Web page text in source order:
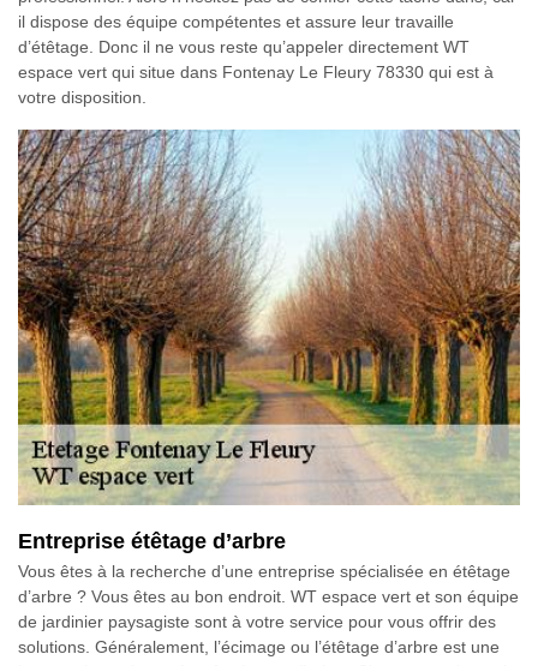
il dispose des équipe compétentes et assure leur travaille
d’étêtage. Donc il ne vous reste qu’appeler directement WT
espace vert qui situe dans Fontenay Le Fleury 78330 qui est à
votre disposition.
Entreprise étêtage d’arbre
Vous êtes à la recherche d’une entreprise spécialisée en étêtage
d’arbre ? Vous êtes au bon endroit. WT espace vert et son équipe
de jardinier paysagiste sont à votre service pour vous offrir des
solutions. Généralement, l’écimage ou l’étêtage d’arbre est une